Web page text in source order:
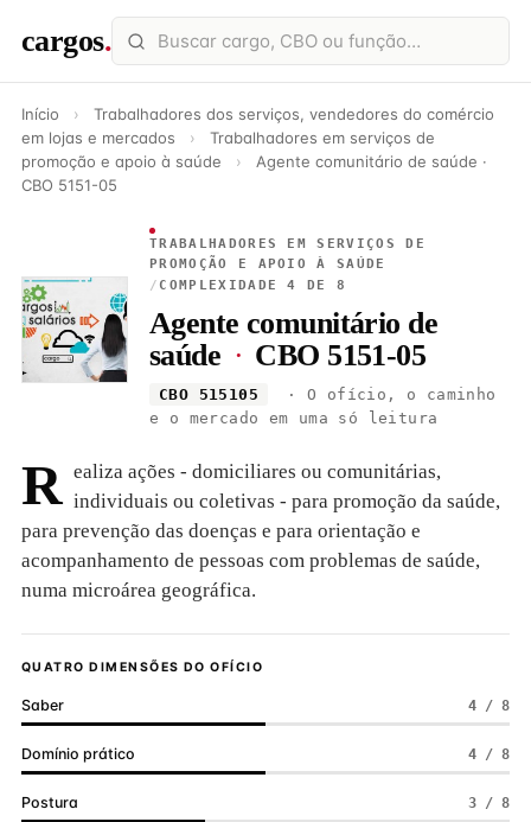
cargos.
Início ›
Trabalhadores dos serviços, vendedores do comércio
em lojas e mercados
›
Trabalhadores em serviços de
promoção e apoio à saúde
›
Agente comunitário de saúde ·
CBO 5151-05
TRABALHADORES EM SERVIÇOS DE
PROMOÇÃO E APOIO À SAÚDE
/ COMPLEXIDADE 4 DE 8
Agente comunitário de
saúde · CBO 5151-05
CBO 515105
· O ofício, o caminho
e o mercado em uma só leitura
R ealiza ações - domiciliares ou comunitárias,
individuais ou coletivas - para promoção da saúde,
para prevenção das doenças e para orientação e
acompanhamento de pessoas com problemas de saúde,
numa microárea geográfica.
QUATRO DIMENSÕES DO OFÍCIO
Saber 4 / 8
Domínio prático 4 / 8
Postura 3 / 8